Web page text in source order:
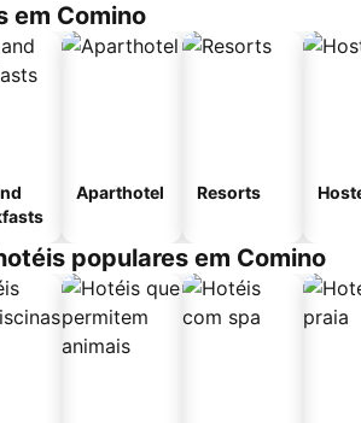
em Comino
Aparthotel Resorts
populares em Comino